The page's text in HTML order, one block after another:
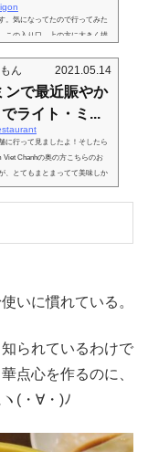
。気になってたので行ってみた
この入り口。上の方に大きく描
バコ）を売りにしている映え映
すすめ。ややこしいのは、エレ
ん 2021.05.14
ンで最近賑やか
ライト・ミ...
に行って見ましたよ！そしたら
Chanhの奥の方こちらのお
、とてもまとまってて美味しか
美味しい返しがきてびっくりし
、も結構奥まってるのですが、
ろにあります。 こんな感じで
いに慣れている。
られているわけで
点心を作るのに、
(・∀・)ﾉ